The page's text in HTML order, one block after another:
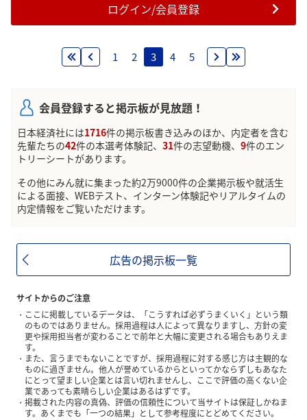
ログイン/会員登録
1 2 3 4 5
会員登録すると掲示板が見放題！
日本経済社には1716件の掲示板書き込みのほか、内定者を含む
先輩たちの42件の本選考体験記、 31件の志望動機、 9件のエン
トリーシートがあります。
その他にみん就に集まった約2万9000件の企業掲示板や就活生
による面接、WEBテスト、インターン体験記やリアルタイムの
内定情報をご覧いただけます。
広告の掲示板一覧
サイトからのご注意
ここに掲載しているデータは、「こうすれば必ずうまくいく」という類
のものではありません。採用過程は人によって異なりますし、方針の変
更や採用担当者が変わることで前年と大幅に変更される場合もありえま
す。
また、言うまでもないことですが、採用過程に対する感じ方は主観的な
ものに過ぎません。他人が誉めているからといってかならずしもあなた
にとって望ましい企業とは言い切れませんし、ここで評価の高くない企
業であっても素晴らしい企業はあるはずです。
掲載された内容の真偽、評価の信頼性について当サイトは保証しかねま
す。あくまでも「一つの結果」として参考程度にとどめてください。